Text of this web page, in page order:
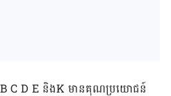
B C D E និង​K ​មាន​គុណប្រយោជន៍​